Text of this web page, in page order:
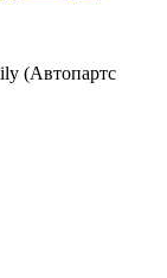
(Автопартс